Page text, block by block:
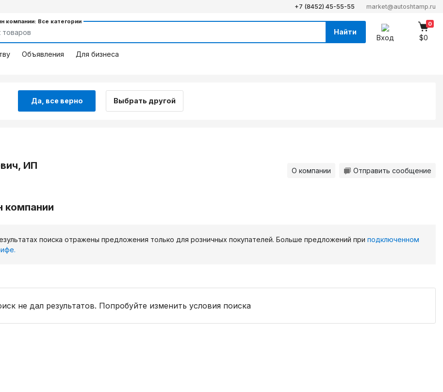
+7 (8452) 45-55-55 market@autoshtamp.ru
компании: Все категории
Найти
Вход
0
$0
Объявления Для бизнеса
Да, все верно Выбрать другой
ИП О компании Отправить сообщение
компании
поиска отражены предложения только для розничных покупателей. Больше предложений при подключенном
не дал результатов. Попробуйте изменить условия поиска